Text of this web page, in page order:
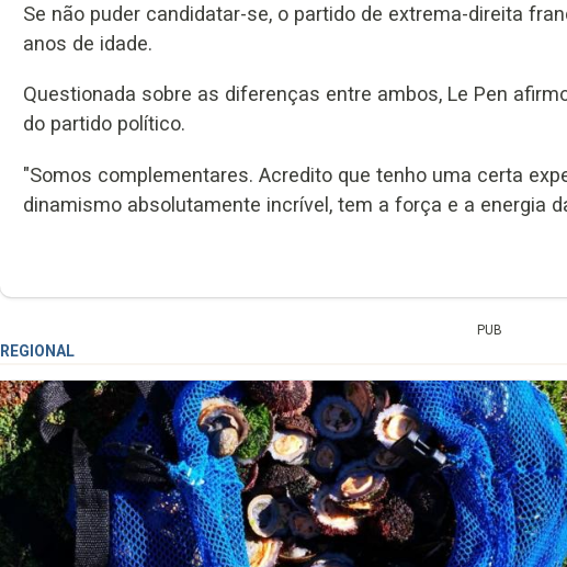
Se não puder candidatar-se, o partido de extrema-direita
anos de idade.
Questionada sobre as diferenças entre ambos, Le Pen
do partido político.
"Somos complementares. Acredito que tenho uma certa
dinamismo absolutamente incrível, tem a força e a energia
PUB
REGIONAL